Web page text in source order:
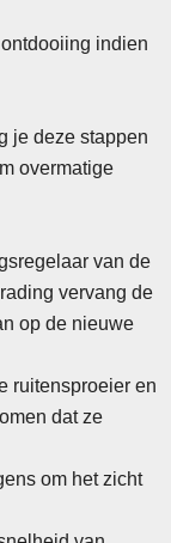
indien
je deze stappen
overmatige
van de
vervang de
op de nieuwe
ruitensproeier en
dat ze
om het zicht